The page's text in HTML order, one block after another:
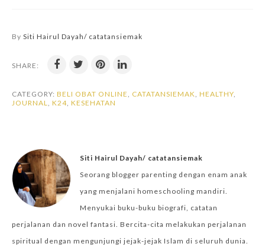
By Siti Hairul Dayah/ catatansiemak
SHARE:
CATEGORY: BELI OBAT ONLINE, CATATANSIEMAK, HEALTHY,
JOURNAL, K24, KESEHATAN
Siti Hairul Dayah/ catatansiemak
Seorang blogger parenting dengan enam anak
yang menjalani homeschooling mandiri.
Menyukai buku-buku biografi, catatan
perjalanan dan novel fantasi. Bercita-cita melakukan perjalanan
spiritual dengan mengunjungi jejak-jejak Islam di seluruh dunia.